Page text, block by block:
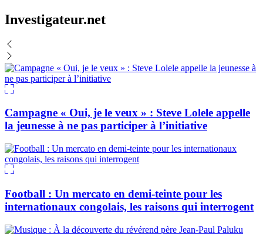
Investigateur.net
Campagne « Oui, je le veux » : Steve Lolele appelle
la jeunesse à ne pas participer à l’initiative
Football : Un mercato en demi-teinte pour les
internationaux congolais, les raisons qui interrogent